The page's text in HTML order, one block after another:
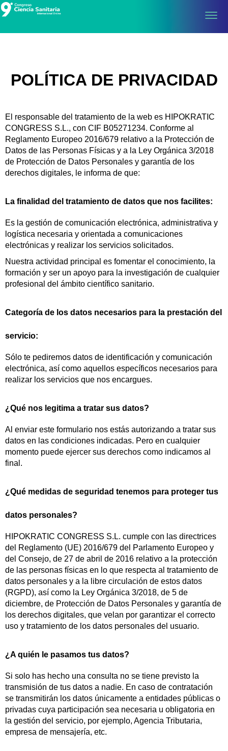
POLÍTICA DE PRIVACIDAD
El responsable del tratamiento de la web es HIPOKRATIC
CONGRESS S.L., con CIF B05271234. Conforme al
Reglamento Europeo 2016/679 relativo a la Protección de
Datos de las Personas Físicas y a la Ley Orgánica 3/2018
de Protección de Datos Personales y garantía de los
derechos digitales, le informa de que:
La finalidad del tratamiento de datos que nos facilites:
Es la gestión de comunicación electrónica, administrativa y
logística necesaria y orientada a comunicaciones
electrónicas y realizar los servicios solicitados.
Nuestra actividad principal es fomentar el conocimiento, la
formación y ser un apoyo para la investigación de cualquier
profesional del ámbito científico sanitario.
Categoría de los datos necesarios para la prestación del
servicio:
Sólo te pediremos datos de identificación y comunicación
electrónica, así como aquellos específicos necesarios para
realizar los servicios que nos encargues.
¿Qué nos legitima a tratar sus datos?
Al enviar este formulario nos estás autorizando a tratar sus
datos en las condiciones indicadas. Pero en cualquier
momento puede ejercer sus derechos como indicamos al
final.
¿Qué medidas de seguridad tenemos para proteger tus
datos personales?
HIPOKRATIC CONGRESS S.L. cumple con las directrices
del Reglamento (UE) 2016/679 del Parlamento Europeo y
del Consejo, de 27 de abril de 2016 relativo a la protección
de las personas físicas en lo que respecta al tratamiento de
datos personales y a la libre circulación de estos datos
(RGPD), así como la Ley Orgánica 3/2018, de 5 de
diciembre, de Protección de Datos Personales y garantía de
los derechos digitales, que velan por garantizar el correcto
uso y tratamiento de los datos personales del usuario.
¿A quién le pasamos tus datos?
Si solo has hecho una consulta no se tiene previsto la
transmisión de tus datos a nadie. En caso de contratación
se transmitirán los datos únicamente a entidades públicas o
privadas cuya participación sea necesaria u obligatoria en
la gestión del servicio, por ejemplo, Agencia Tributaria,
empresa de mensajería, etc.